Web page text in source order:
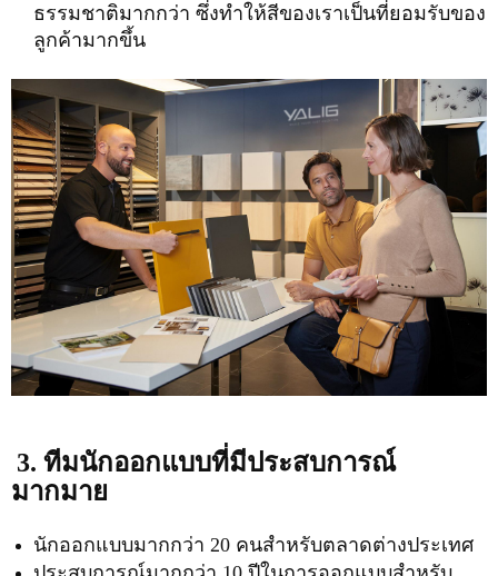
ธรรมชาติมากกว่า ซึ่งทำให้สีของเราเป็นที่ยอมรับของ
ลูกค้ามากขึ้น
3. ทีมนักออกแบบที่มีประสบการณ์
มากมาย
นักออกแบบมากกว่า 20 คนสำหรับตลาดต่างประเทศ